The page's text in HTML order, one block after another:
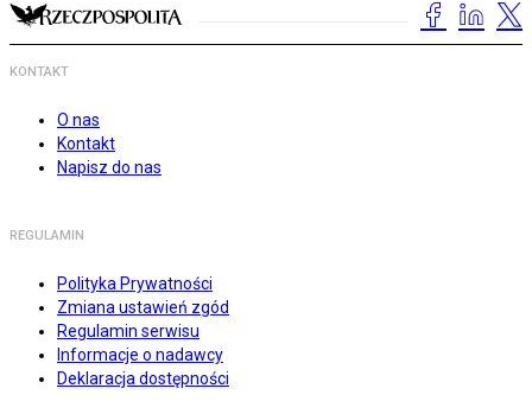
KONTAKT
O nas
Kontakt
Napisz do nas
REGULAMIN
Polityka Prywatności
Zmiana ustawień zgód
Regulamin serwisu
Informacje o nadawcy
Deklaracja dostępności